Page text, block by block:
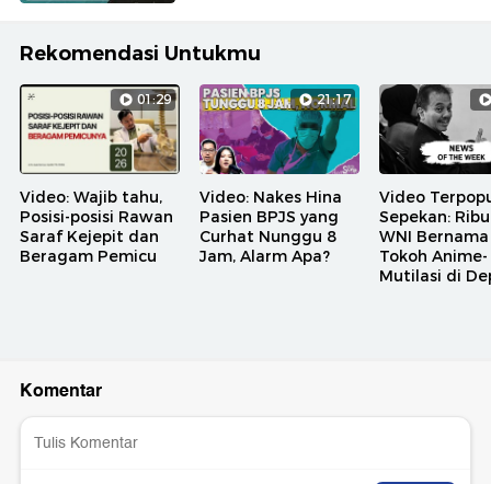
Rekomendasi Untukmu
01:29
Video: Wajib tahu,
Posisi-posisi Rawan
Saraf Kejepit dan
Beragam Pemicu
21:17
Video: Nakes Hina
Pasien BPJS yang
Curhat Nunggu 8
Jam, Alarm Apa?
Video
Sepekan:
WNI Bernama
Tokoh Anime-
Mutilasi di